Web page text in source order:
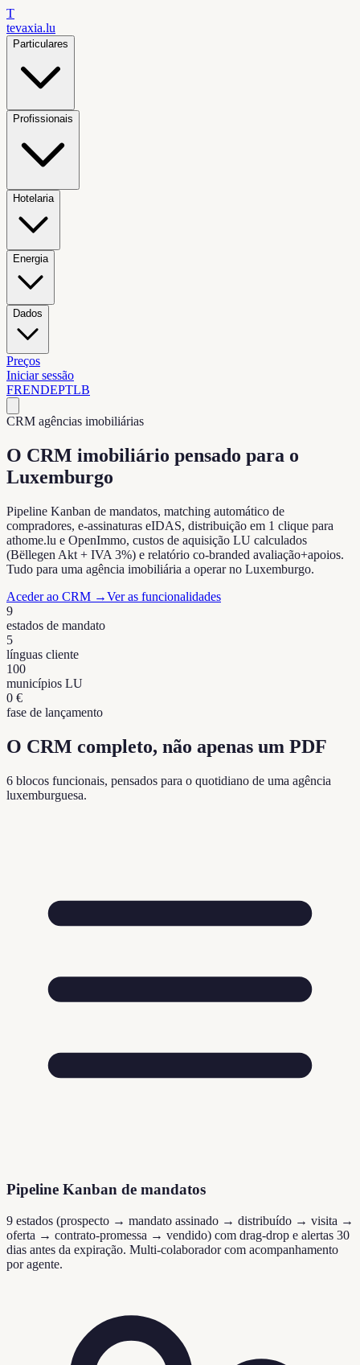
T
tevaxia.lu
Particulares
Profissionais
Hotelaria
Energia
Dados
Preços
Iniciar sessão
FRENDEPTLB
CRM agências imobiliárias
O CRM imobiliário pensado para o
Luxemburgo
Pipeline Kanban de mandatos, matching automático de
compradores, e-assinaturas eIDAS, distribuição em 1 clique para
athome.lu e OpenImmo, custos de aquisição LU calculados
(Bëllegen Akt + IVA 3%) e relatório co-branded avaliação+apoios.
Tudo para uma agência imobiliária a operar no Luxemburgo.
Aceder ao CRM →Ver as funcionalidades
9
estados de mandato
5
línguas cliente
100
municípios LU
0 €
fase de lançamento
O CRM completo, não apenas um PDF
6 blocos funcionais, pensados para o quotidiano de uma agência
luxemburguesa.
Pipeline Kanban de mandatos
9 estados (prospecto → mandato assinado → distribuído → visita →
oferta → contrato-promessa → vendido) com drag-drop e alertas 30
dias antes da expiração. Multi-colaborador com acompanhamento
por agente.